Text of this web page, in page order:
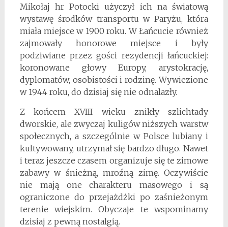
Mikołaj hr Potocki użyczył ich na światową
wystawę środków transportu w Paryżu, która
miała miejsce w 1900 roku. W Łańcucie również
zajmowały honorowe miejsce i były
podziwiane przez gości rezydencji łańcuckiej:
koronowane głowy Europy, arystokrację,
dyplomatów, osobistości i rodzinę. Wywiezione
w 1944 roku, do dzisiaj się nie odnalazły.
Z końcem XVIII wieku znikły szlichtady
dworskie, ale zwyczaj kuligów niższych warstw
społecznych, a szczególnie w Polsce lubiany i
kultywowany, utrzymał się bardzo długo. Nawet
i teraz jeszcze czasem organizuje się te zimowe
zabawy w śnieżną, mroźną zimę. Oczywiście
nie mają one charakteru masowego i są
ograniczone do przejażdżki po zaśnieżonym
terenie wiejskim. Obyczaje te wspominamy
dzisiaj z pewną nostalgią.